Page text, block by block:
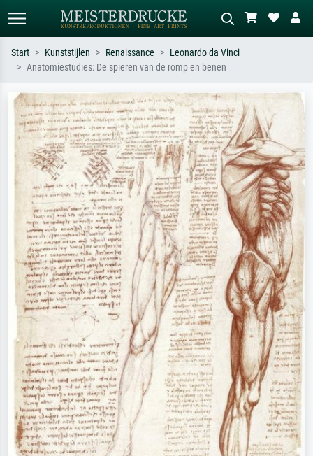
Zoek op kunstenaar, titel of stijl – bijv.
Monet, Sterrennacht, impressionisme,
Hokusai-golf, naakt.
Beschrijf de scène – bijv. groene
weide, abstract met veel rood, donker
olieverfschilderij, staand naakt naast
een boom.
Start Kunststijlen Renaissance
Leonardo da Vinci
Anatomiestudies: De spieren van de romp en benen